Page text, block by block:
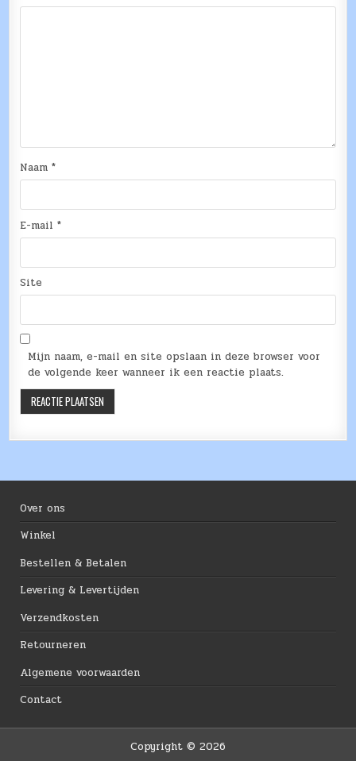
Naam*
E-mail*
Site
Mijn naam, e-mail en site opslaan in deze browser voor
de volgende keer wanneer ik een reactie plaats.
Over ons
Winkel
Bestellen & Betalen
Levering & Levertijden
Verzendkosten
Retourneren
Algemene voorwaarden
Contact
Copyright © 2026